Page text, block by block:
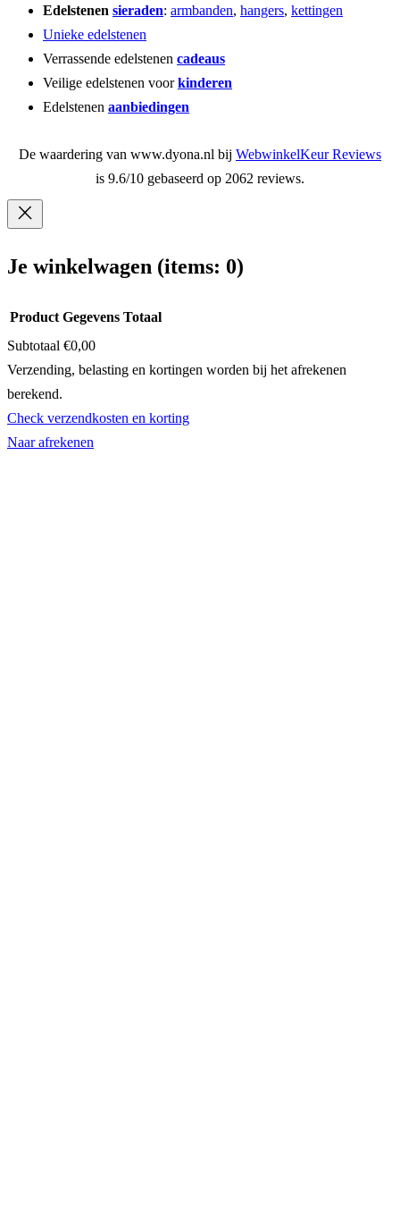
Edelstenen sieraden: armbanden, hangers, kettingen
Unieke edelstenen
Verrassende edelstenen cadeaus
Veilige edelstenen voorkinderen
Edelstenen aanbiedingen
De waardering van www.dyona.nl bij WebwinkelKeur Reviews
is 9.6/10 gebaseerd op 2062 reviews.
Je winkelwagen (items: 0)
Producten
in
winkelwagen
Product Gegevens Totaal
Subtotaal €0,00
Verzending, belasting en kortingen worden bij het afrekenen
berekend.
Check verzendkosten en korting
Naar afrekenen